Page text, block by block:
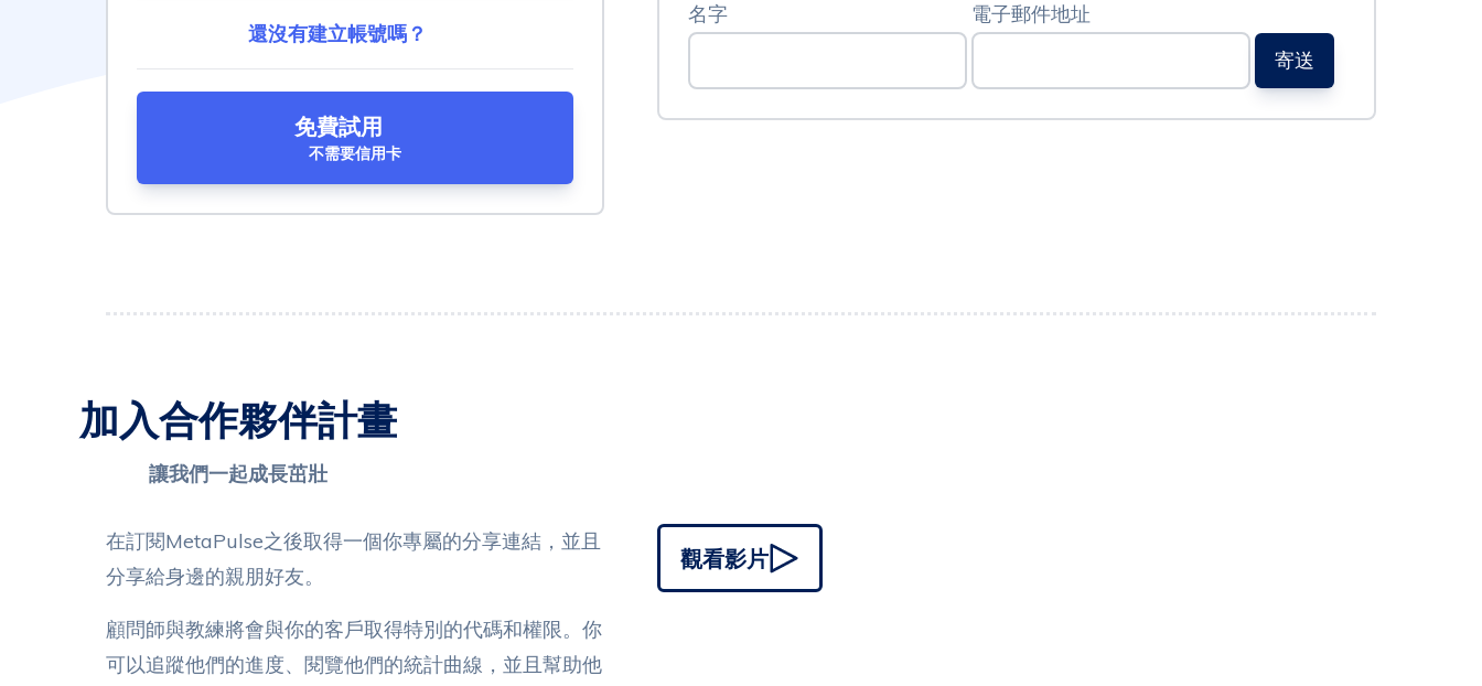
還沒有建立帳號嗎？
免費試用
不需要信用卡
名字
電子郵件地址
寄送
加入合作夥伴計畫
讓我們一起成長茁壯
在訂閱MetaPulse之後取得一個你專屬的分享連結，並且
分享給身邊的親朋好友。
顧問師與教練將會與你的客戶取得特別的代碼和權限。你
可以追蹤他們的進度、閱覽他們的統計曲線，並且幫助他
觀看影片